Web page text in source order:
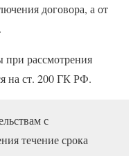
договора, а от
рассмотрения
на ст. 200 ГК РФ.
с
течение срока